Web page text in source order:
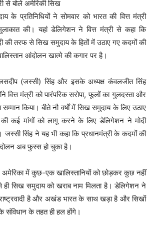
के प्रतिनिधियों ने सोमवार को भारत की वित्त मंत्री
की। यहां डेलिगेशन ने वित्त मंत्री से कहा कि
की तरफ से सिख समुदाय के हितों में उठाए गए कदमों की
आंदोलन खात्मे की कगार पर है।
(जस्सी) सिंह और इसके अध्यक्ष कंवलजीत सिंह
वित्त मंत्री को पारंपरिक सरोपा, फूलों का गुलदस्ता और
किया। बीते नौ वर्षों में सिख समुदाय के लिए उठाए
कई मांगों को लागू करने के लिए डेलिगेशन ने मोदी
जस्सी सिंह ने यह भी कहा कि प्रधानमंत्री के कदमों की
अब फुस्स हो चुका है।
अमेरिका में कुछ-एक खालिस्तानियों को छोड़कर कुछ नहीं
सिख समुदाय को खराब नाम मिलता है। डेलिगेशन ने
है और अखंड भारत के साथ खड़ा है और सिखों
संविधान के तहत ही हल होंगे।